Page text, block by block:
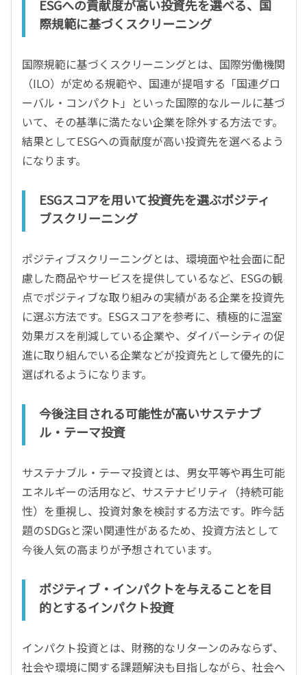
ESGへの貢献度が高い投資先を選べる、国
際規範に基づくスクリーニング
国際規範に基づくスクリーニングとは、国際労働機関
（ILO）が定める規範や、国連が提唱する「国連グロ
ーバル・コンパクト」といった国際的なルールに基づ
いて、その基準に満たない企業を除外する方法です。
結果としてESGへの貢献度が高い投資先を選べるよう
になります。
ESGスコアを用いて投資先を選ぶポジティ
ブスクリーニング
ポジティブスクリーニングとは、環境面や社会面に配
慮した商品やサービスを提供しているなど、ESGの観
点でポジティブな取り組みの実績がある企業を投資先
に選ぶ方法です。ESGスコアを参考に、積極的に温室
効果ガスを削減している企業や、ダイバーシティの促
進に取り組んでいる企業などが投資先として優先的に
選ばれるようになります。
今後注目される可能性が高いサステナブ
ル・テーマ投資
サステナブル・テーマ投資とは、男女平等や再生可能
エネルギーの活用など、サステナビリティ（持続可能
性）を重視し、投資対象を検討する方法です。昨今話
題のSDGsと深い関連性があるため、投資方法として
今後人気の高まりが予想されています。
ポジティブ・インパクトを与えることを目
的とするインパクト投資
インパクト投資とは、財務的なリターンのみならず、
社会や環境に関する課題解決も目指しながら、社会へ